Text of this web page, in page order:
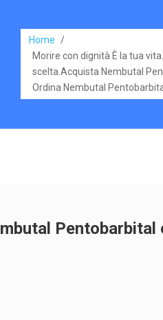
Home
/
Morire con dignità È la tua
scelta.Acquista Nembutal
Ordina Nembutal
Pentobarbital